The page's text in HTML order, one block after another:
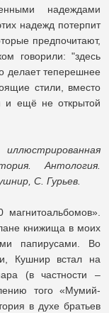
надеждами
надежд потерпит
предпочитают,
говорили: "здесь
делает теперешнее
стили, вместо
и ещё не открытой
Антология.
С. Гурьев.
книжища в моих
папирусами. Во
Кушнир встал на
(в частности –
того «Мумий-
в духе братьев